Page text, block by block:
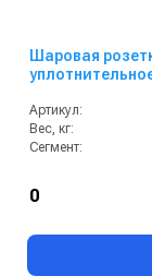
Шаровая
Артикул:
Вес, кг:
Сегмент:
0